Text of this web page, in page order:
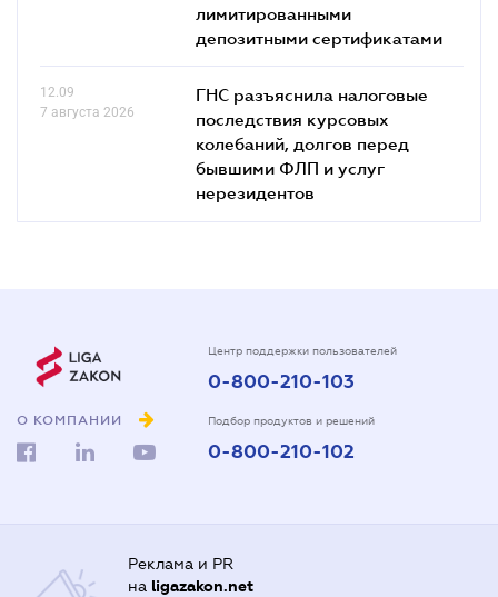
лимитированными
депозитными сертификатами
12.09
7 августа 2026
ГНС разъяснила налоговые
последствия курсовых
колебаний, долгов перед
бывшими ФЛП и услуг
нерезидентов
О КОМПАНИИ
Центр поддержки пользователей
0-800-210-103
Подбор продуктов и решений
0-800-210-102
Реклама и PR
на ligazakon.net